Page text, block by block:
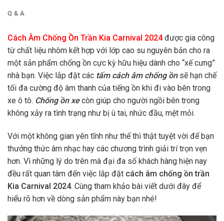
Q & A
Cách Âm Chống Ồn Trần Kia Carnival 2024được gia công
từ chất liệu nhôm kết hợp với lớp cao su nguyên bản cho ra
một sản phẩm chống ồn cực kỳ hữu hiệu dành cho “xế cưng”
nhà bạn. Việc lắp đặt các tấm cách âm chống ồnsẽ hạn chế
tối đa cường độ âm thanh của tiếng ồn khi đi vào bên trong
xe ô tô. Chống ồn xecòn giúp cho người ngồi bên trong
không xảy ra tình trạng như bị ù tai, nhức đầu, mệt mỏi.
Với một không gian yên tĩnh như thế thì thật tuyệt vời để bạn
thưởng thức âm nhạc hay các chương trình giải trí trọn vẹn
hơn. Vì những lý do trên mà đại đa số khách hàng hiện nay
đều rất quan tâm đến việc lắp đặt cách âm chống ồn trần
Kia Carnival 2024. Cùng tham khảo bài viết dưới đây để
hiểu rõ hơn về dòng sản phẩm này bạn nhé!